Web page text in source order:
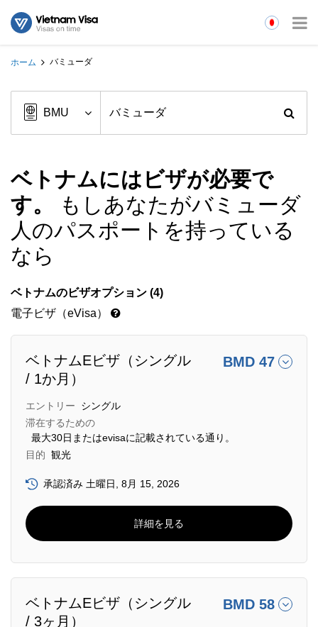
ホーム バミューダ
ベトナムにはビザが必要で
す。
もしあなたがバミューダ
人のパスポートを持っている
なら
ベトナムのビザオプション (4)
電子ビザ（eVisa）
ベトナムEビザ（シングル
/ 1か月）
BMD 47
エントリー
シングル
滞在するための
最大30日またはevisaに記載されている通り。
目的 観光
承認済み 土曜日, 8月 15, 2026
詳細を見る
ベトナムEビザ（シングル
/ 3ヶ月）
BMD 58